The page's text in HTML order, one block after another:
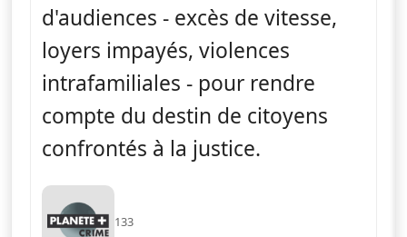
d'audiences - excès de vitesse,
loyers impayés, violences
intrafamiliales - pour rendre
compte du destin de citoyens
confrontés à la justice.
133